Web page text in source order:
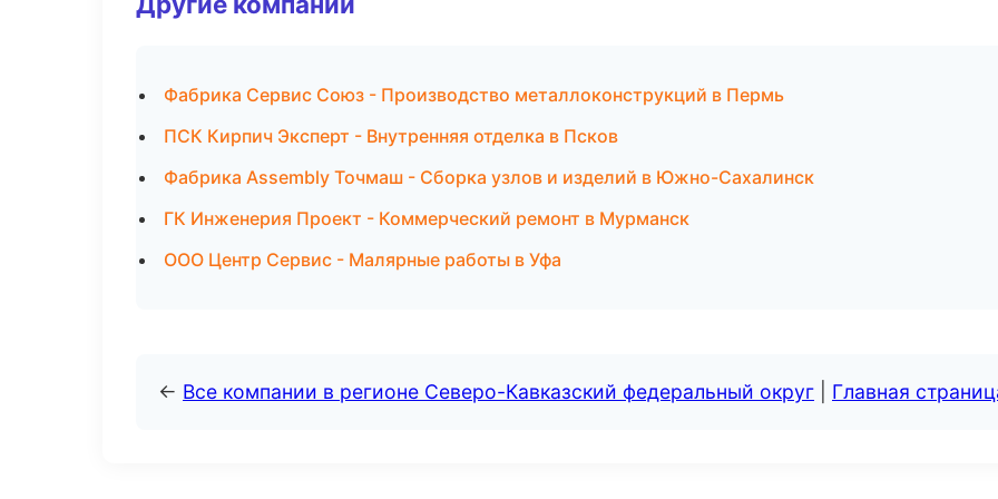
Фабрика Сервис Союз - Производство металлоконструкций в Пермь
ПСК Кирпич Эксперт - Внутренняя отделка в Псков
Фабрика Assembly Точмаш - Сборка узлов и изделий в Южно-Сахалинск
ГК Инженерия Проект - Коммерческий ремонт в Мурманск
ООО Центр Сервис - Малярные работы в Уфа
← Все компании в регионе Северо-Кавказский федеральный округ Главная